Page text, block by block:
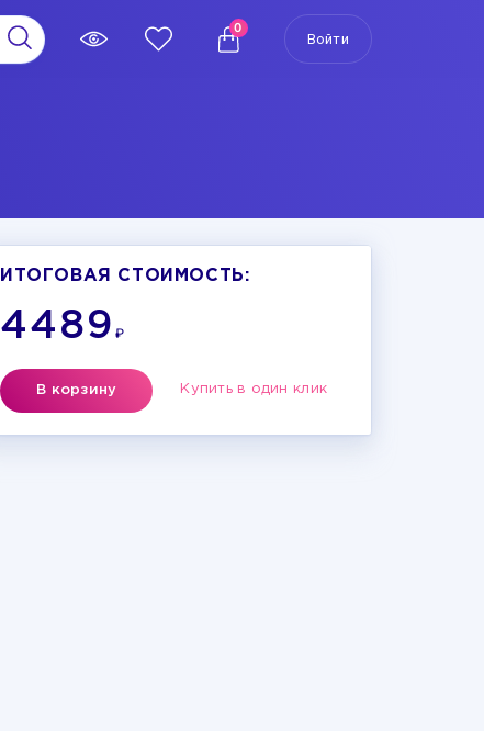
0
Войти
ИТОГОВАЯ СТОИМОСТЬ:
4489 ₽
В корзину Купить в один клик